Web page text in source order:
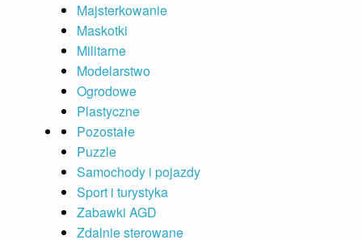
Majsterkowanie
Maskotki
Militarne
Modelarstwo
Ogrodowe
Plastyczne
Pozostałe
Puzzle
Samochody i pojazdy
Sport i turystyka
Zabawki AGD
Zdalnie sterowane